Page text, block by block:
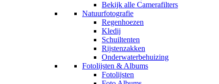
Bekijk alle Camerafilters
Natuurfotografie
Regenhoezen
Kledij
Schuiltenten
Rijstenzakken
Onderwaterbehuizing
Fotolijsten & Albums
Fotolijsten